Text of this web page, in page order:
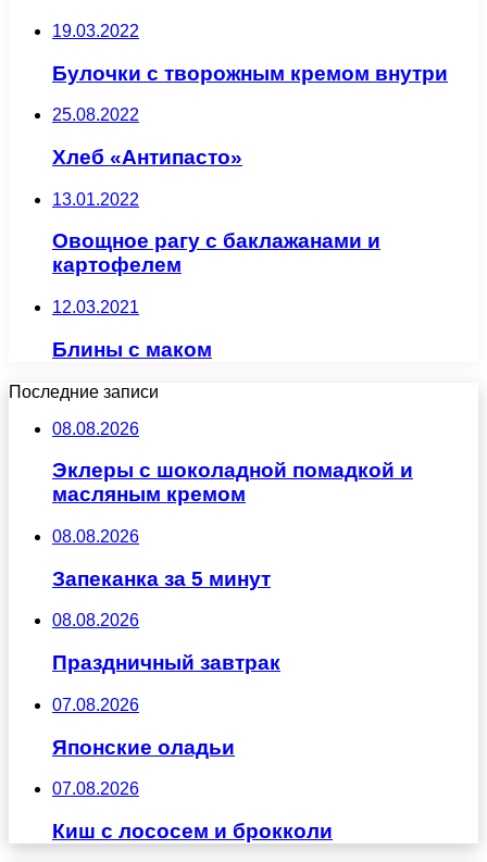
19.03.2022
Булочки с творожным кремом внутри
25.08.2022
Хлеб «Антипасто»
13.01.2022
Овощное рагу с баклажанами и
картофелем
12.03.2021
Блины с маком
Последние записи
08.08.2026
Эклеры с шоколадной помадкой и
масляным кремом
08.08.2026
Запеканка за 5 минут
08.08.2026
Праздничный завтрак
07.08.2026
Японские оладьи
07.08.2026
Киш с лососем и брокколи